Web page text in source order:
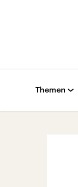
Themen